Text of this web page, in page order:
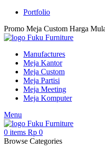
Portfolio
Promo Meja Custom Harga
Manufactures
Meja Kantor
Meja Custom
Meja Partisi
Meja Meeting
Meja Komputer
Menu
0 items Rp 0
Browse Categories